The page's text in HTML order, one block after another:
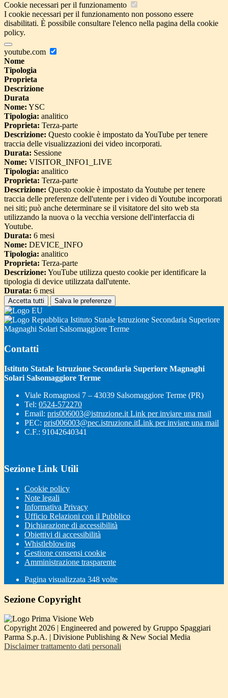
Cookie necessari per il funzionamento
I cookie necessari per il funzionamento non possono essere
disabilitati. È possibile consultare l'elenco nella pagina della cookie
policy.
youtube.com
Nome
Tipologia
Proprieta
Descrizione
Durata
Nome: YSC
Tipologia: analitico
Proprieta: Terza-parte
Descrizione: Questo cookie è impostato da YouTube per tenere
traccia delle visualizzazioni dei video incorporati.
Durata: Sessione
Nome: VISITOR_INFO1_LIVE
Tipologia: analitico
Proprieta: Terza-parte
Descrizione: Questo cookie è impostato da Youtube per tenere
traccia delle preferenze dell'utente per i video di Youtube incorporati
nei siti; può anche determinare se il visitatore del sito web sta
utilizzando la nuova o la vecchia versione dell'interfaccia di
Youtube.
Durata: 6 mesi
Nome: DEVICE_INFO
Tipologia: analitico
Proprieta: Terza-parte
Descrizione: YouTube utilizza questo cookie per identificare la
tipologia di device utilizzata dall'utente.
Durata: 6 mesi
Accetta tutti Salva le preferenze
Istituto Statale Istruzione Secondaria Superiore
Magnaghi Solari Salsomaggiore Terme
Contatti
Istituto Statale Istruzione Secondaria Superiore Magnaghi
Solari Salsomaggiore Terme
Viale Romagnosi 7 – 43039 Salsomaggiore Terme (PR)
Tel: 0524-572270
Email: pris006003@istruzione.it Link per inviare una mail
PEC: pris006003@pec.istruzione.itLink per inviare una mail
C.F.: 91042640341
Sezione Link Utili
Cookie policy
Note legali
Informativa Privacy
Ufficio Relazioni con il Pubblico
Dichiarazione di accessibilità
Obiettivi di accessibilità
Whistleblowing
Gestione consensi cookie
Amministrazione trasparente
Pagina visualizzata 348 volte
Sezione Copyright
Copyright 2026 | Engineered and powered by Gruppo Spaggiari
Parma S.p.A. | Divisione Publishing & New Social Media
Disclaimer trattamento dati personali